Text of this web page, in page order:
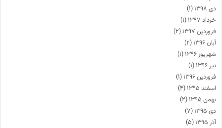
دی ۱۳۹۸
(۱)
خرداد ۱۳۹۷
(۱)
فروردین ۱۳۹۷
(۲)
آبان ۱۳۹۶
(۲)
شهریور ۱۳۹۶
(۱)
تیر ۱۳۹۶
(۱)
فروردین ۱۳۹۶
(۱)
اسفند ۱۳۹۵
(۴)
بهمن ۱۳۹۵
(۲)
دی ۱۳۹۵
(۷)
آذر ۱۳۹۵
(۵)